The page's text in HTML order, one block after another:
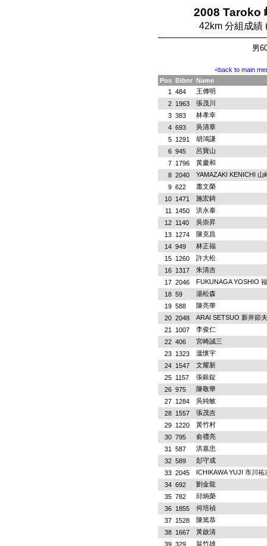
2008 Taroko
42km 分組成績
男
<back to main
Pos Bibnr Name
1
484
王傳明
2
1963
張茂川
3 383
林孝幸
4 693
吳清章
5
1291
胡鴻謙
6 945
呂寶山
7
1796
黃慶和
8 2040
YAMAZAKI KENICHI 山
9 622
蕭文榮
10
1471
施宏錡
11
1450
洪永泰
12
1140
吳崇昇
13
1274
陳克昌
14 949
林正福
15
1260
許大松
16
1317
朱清吉
17 2046
FUKUNAGA YOSHIO
18 59
湯松森
19 588
陳亮華
20 2048
ARAI SETSUO 新井節夫
21
1007
李俊仁
22 406
宮崎誠三
23
1323
溫懷宇
24
1547
文耀新
25
1157
張銀錠
26 975
陳敬華
27
1284
吳純敏
28
1557
張茂吉
29
1220
黃竹村
30 795
俞禮亮
31
587
洪嘉忠
32 589
彭守成
33 2045
ICHIKAWA YUJI 市川祐
34 692
劉金龍
35 782
邱炳榮
36
1855
何培禎
37
1528
陳篤恭
38
1667
黃啟清
39 329
翁竹雄